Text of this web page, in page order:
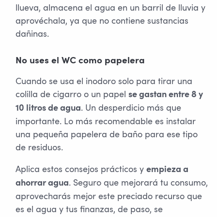
llueva, almacena el agua en un barril de lluvia y
aprovéchala, ya que no contiene sustancias
dañinas.
No uses el WC como papelera
Cuando se usa el inodoro solo para tirar una
colilla de cigarro o un papel se gastan entre 8 y
10 litros de agua. Un desperdicio más que
importante. Lo más recomendable es instalar
una pequeña papelera de baño para ese tipo
de residuos.
Aplica estos consejos prácticos y empieza a
ahorrar agua. Seguro que mejorará tu consumo,
aprovecharás mejor este preciado recurso que
es el agua y tus finanzas, de paso, se